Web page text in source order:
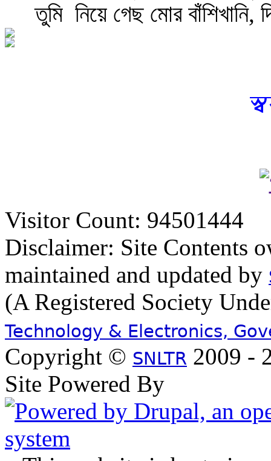
তুমি নিয়ে গেছ মোর
Visitor Count: 94501444
Disclaimer: Site Contents
maintained and updated by
(A Registered Society
Technology & Electronics,
Copyright © SNLTR 2009 -
Site Powered By